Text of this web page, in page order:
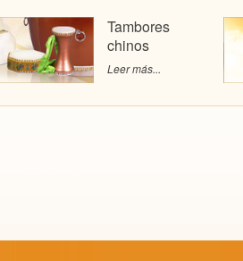
Tambores
chinos
Leer más...